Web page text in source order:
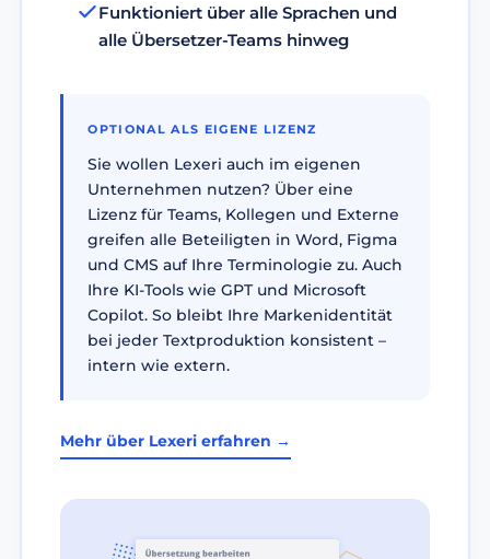
Funktioniert über alle Sprachen und
alle Übersetzer-Teams hinweg
OPTIONAL ALS EIGENE LIZENZ
Sie wollen Lexeri auch im eigenen
Unternehmen nutzen? Über eine
Lizenz für Teams, Kollegen und Externe
greifen alle Beteiligten in Word, Figma
und CMS auf Ihre Terminologie zu. Auch
Ihre KI-Tools wie GPT und Microsoft
Copilot. So bleibt Ihre Markenidentität
bei jeder Textproduktion konsistent –
intern wie extern.
Mehr über Lexeri erfahren →